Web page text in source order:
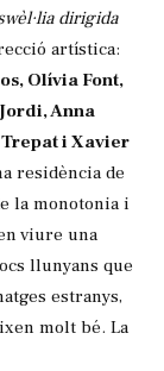
dirigida
artística:
Olívia Font,
Anna
i Xavier
residència de
la monotonia i
viure una
llunyans que
estranys,
molt bé. La